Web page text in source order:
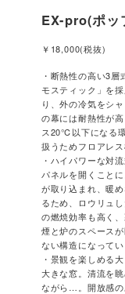
EX-pro(ポッ
￥18,000(税抜)
・断熱性の高い3
モスティック」を
り、外の冷気をシ
の幕には耐熱性が
ス20℃以下になる
扱うためフロアレス
・ハイパワーな対
パネルを開くこと
が取り込まれ、暖
るため、ロウリュ
の燃焼効率も高く
煙と炉のスペース
ない構造になってい
・景観を楽しめる
大きな窓。清流を
ながら…。開放感の